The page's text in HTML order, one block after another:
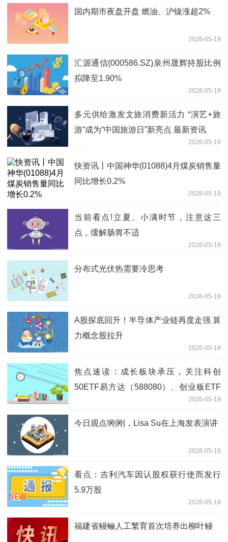
国内期市夜盘开盘 燃油、沪镍涨超2%
2026-05-19
汇源通信(000586.SZ)泉州晟辉持股比例
拟降至1.90%
2026-05-19
多元供给激发文旅消费新活力 “演艺+旅
游”成为“中国旅游日”新亮点 最新资讯
2026-05-19
快资讯丨中国神华(01088)4月煤炭销售量
同比增长0.2%
2026-05-19
当前看点!立夏、小满时节，注意这三
点，缓解肠胃不适
2026-05-19
分布式光伏热需要冷思考
2026-05-19
A股探底回升！半导体产业链再度走强 算
力概念股拉升
2026-05-19
焦点速读：成长板块承压，关注科创
50ETF易方达（588080）、创业板ETF
易方达（159915）等产品后续走势2026-05-19
今日观点!刚刚，Lisa Su在上海发表演讲
2026-05-19
看点：吉利汽车因认股权获行使而发行
5.9万股
2026-05-19
福建省鳗鲡人工繁育首次培养出柳叶鳗